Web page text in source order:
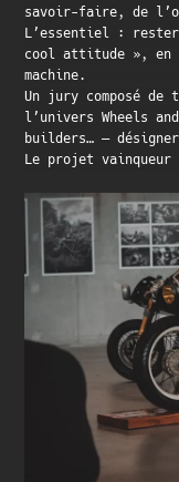
savoir-faire, de
L’essentiel :
cool attitude », en
machine.
Un jury composé
l’univers Wheels
builders… –
Le projet